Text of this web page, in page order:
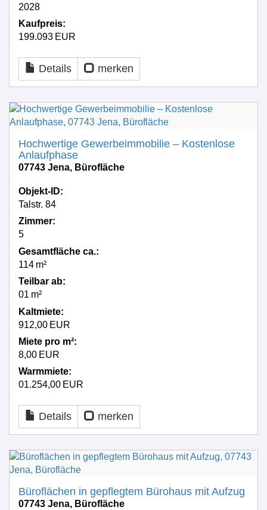
2028
Kaufpreis:
199.093 EUR
Details merken
Hochwertige Gewerbeimmobilie – Kostenlose
Anlaufphase
07743 Jena, Bürofläche
Objekt-ID:
Talstr. 84
Zimmer:
5
Gesamtfläche ca.:
114 m²
Teilbar ab:
01 m²
Kaltmiete:
912,00 EUR
Miete pro m²:
8,00 EUR
Warmmiete:
01.254,00 EUR
Details merken
Büroflächen in gepflegtem Bürohaus mit Aufzug
07743 Jena, Bürofläche